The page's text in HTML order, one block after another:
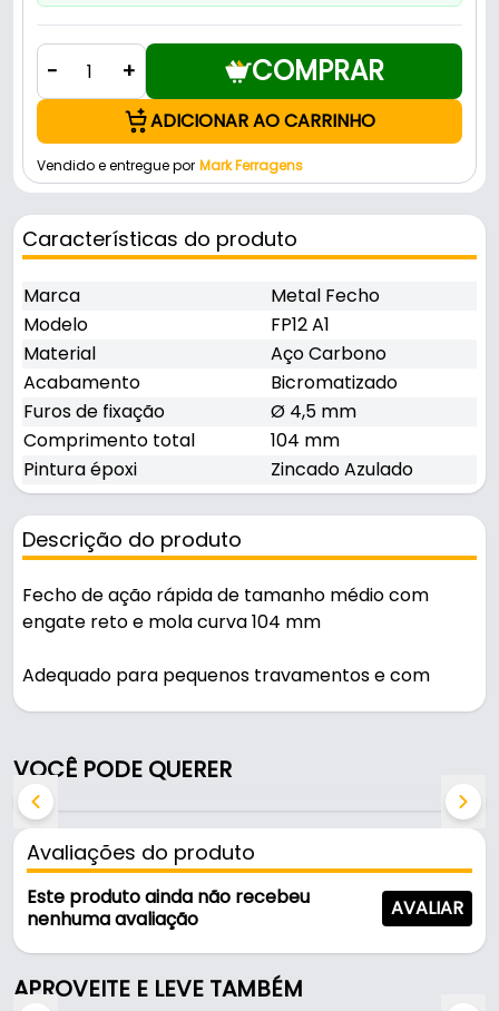
- + COMPRAR
ADICIONAR AO CARRINHO
Vendido e entregue por Mark Ferragens
Características do produto
Marca
Metal Fecho
Modelo
FP12 A1
Material
Aço Carbono
Acabamento
Bicromatizado
Furos de fixação
Ø 4,5 mm
Comprimento total
104 mm
Pintura époxi
Zincado Azulado
Descrição do produto
Fecho de ação rápida de tamanho médio com
engate reto e mola curva 104 mm
Adequado para pequenos travamentos e com
etc.
Características:
- Marca: Metal Fecho
- Modelo: FP12 A1
- Material: Aço Carbono
- Acabamento: Bicromatizado
- Comprimento total: 104 mm
- Pintura époxi: Zincado Azulado
VOCÊ PODE QUERER
Avaliações do produto
Este produto ainda não recebeu
nenhuma avaliação
AVALIAR
APROVEITE E LEVE TAMBÉM